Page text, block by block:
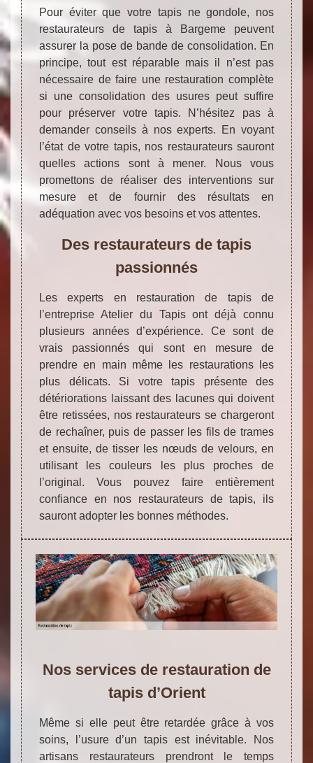
Pour éviter que votre tapis ne gondole, nos
restaurateurs de tapis à Bargeme peuvent
assurer la pose de bande de consolidation. En
principe, tout est réparable mais il n’est pas
nécessaire de faire une restauration complète
si une consolidation des usures peut suffire
pour préserver votre tapis. N’hésitez pas à
demander conseils à nos experts. En voyant
l’état de votre tapis, nos restaurateurs sauront
quelles actions sont à mener. Nous vous
promettons de réaliser des interventions sur
mesure et de fournir des résultats en
adéquation avec vos besoins et vos attentes.
Des restaurateurs de tapis
passionnés
Les experts en restauration de tapis de
l’entreprise Atelier du Tapis ont déjà connu
plusieurs années d’expérience. Ce sont de
vrais passionnés qui sont en mesure de
prendre en main même les restaurations les
plus délicats. Si votre tapis présente des
détériorations laissant des lacunes qui doivent
être retissées, nos restaurateurs se chargeront
de rechaîner, puis de passer les fils de trames
et ensuite, de tisser les nœuds de velours, en
utilisant les couleurs les plus proches de
l’original. Vous pouvez faire entièrement
confiance en nos restaurateurs de tapis, ils
sauront adopter les bonnes méthodes.
Nos services de restauration de
tapis d’Orient
Même si elle peut être retardée grâce à vos
soins, l’usure d’un tapis est inévitable. Nos
artisans restaurateurs prendront le temps